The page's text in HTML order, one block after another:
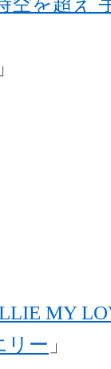
」
MY
リー 」